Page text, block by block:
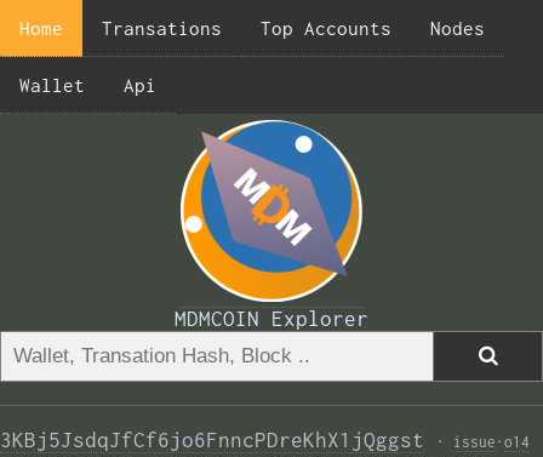
Home Transations Top Accounts Nodes
Wallet Api
MDMCOIN Explorer
3KBj5JsdqJfCf6jo6FnncPDreKhX1jQggst · issue · o14